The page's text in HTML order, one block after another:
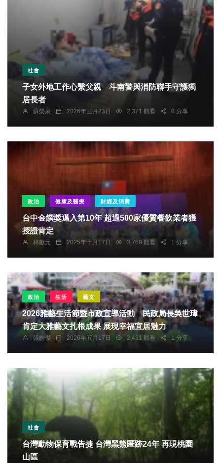
社會
子女外地工作心繫父親 斗南警與消防聯手守護獨
居長者
蘇榮泉 2026年三月23日 2,371 觀看 0 分享
政治 健康及醫療 財經及消費
台中金饌獎邁入第10年 超過500家優質餐飲業者獲
授證肯定
林獻元 2025年十月17日 3,769 觀看 1 分享
政治 生活 藝文
2026雅藝生活節暨市政宣導活動 民政局長吳世瑋
肯定大雅藝文扎根成果 展現幸福宜居魅力
張皓傑 2026年五月17日 2,431 觀看 1 分享
社會
台灣動物保育戰告捷 台灣黑熊匿跡24年 再現桃園
山區